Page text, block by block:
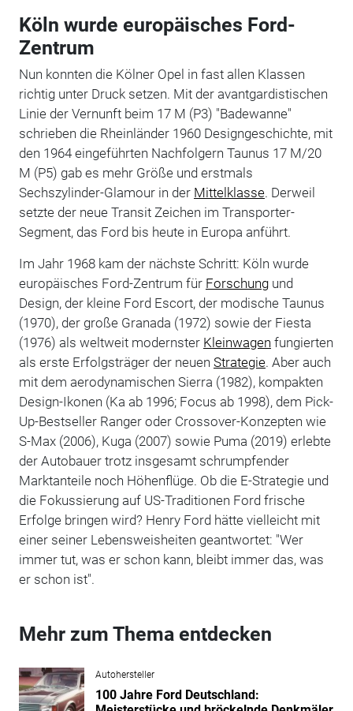
Köln wurde europäisches Ford-
Zentrum
Nun konnten die Kölner Opel in fast allen Klassen
richtig unter Druck setzen. Mit der avantgardistischen
Linie der Vernunft beim 17 M (P3) "Badewanne"
schrieben die Rheinländer 1960 Designgeschichte, mit
den 1964 eingeführten Nachfolgern Taunus 17 M/20
M (P5) gab es mehr Größe und erstmals
Sechszylinder-Glamour in der Mittelklasse. Derweil
setzte der neue Transit Zeichen im Transporter-
Segment, das Ford bis heute in Europa anführt.
Im Jahr 1968 kam der nächste Schritt: Köln wurde
europäisches Ford-Zentrum für Forschungund
Design, der kleine Ford Escort, der modische Taunus
(1970), der große Granada (1972) sowie der Fiesta
(1976) als weltweit modernster Kleinwagen fungierten
als erste Erfolgsträger der neuen Strategie. Aber auch
mit dem aerodynamischen Sierra (1982), kompakten
Design-Ikonen (Ka ab 1996; Focus ab 1998), dem Pick-
Up-Bestseller Ranger oder Crossover-Konzepten wie
S-Max (2006), Kuga (2007) sowie Puma (2019) erlebte
der Autobauer trotz insgesamt schrumpfender
Marktanteile noch Höhenflüge. Ob die E-Strategie und
die Fokussierung auf US-Traditionen Ford frische
Erfolge bringen wird? Henry Ford hätte vielleicht mit
einer seiner Lebensweisheiten geantwortet: "Wer
immer tut, was er schon kann, bleibt immer das, was
er schon ist".
Mehr zum Thema entdecken
Autohersteller
100 Jahre Ford Deutschland: